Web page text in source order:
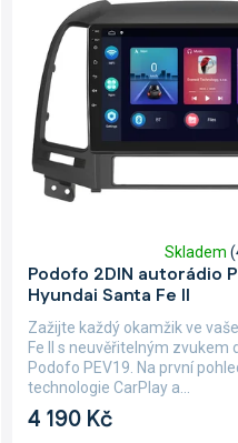
d
u
k
t
ů
o
d
ů
Podofo 2DIN autorádio
Hyundai Santa Fe II
hodnocení
produktu
je
5,0
z
5
Skladem
4 190 Kč
Zažijte každý okamžik ve
Fe II s neuvěřitelným zvukem
Podofo PEV19. Na první
technologie CarPlay a...